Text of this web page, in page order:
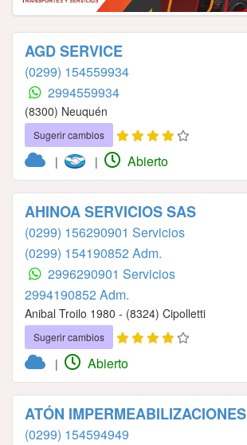
AGD SERVICE
(0299) 154559934
2994559934
(8300) Neuquén
Sugerir cambios
| | Abierto
AHINOA SERVICIOS SAS
(0299) 156290901 Servicios
(0299) 154190852 Adm.
2996290901 Servicios
2994190852 Adm.
Anibal Troilo 1980 - (8324) Cipolletti
Sugerir cambios
| Abierto
ATÓN IMPERMEABILIZACIONES
(0299) 154594949